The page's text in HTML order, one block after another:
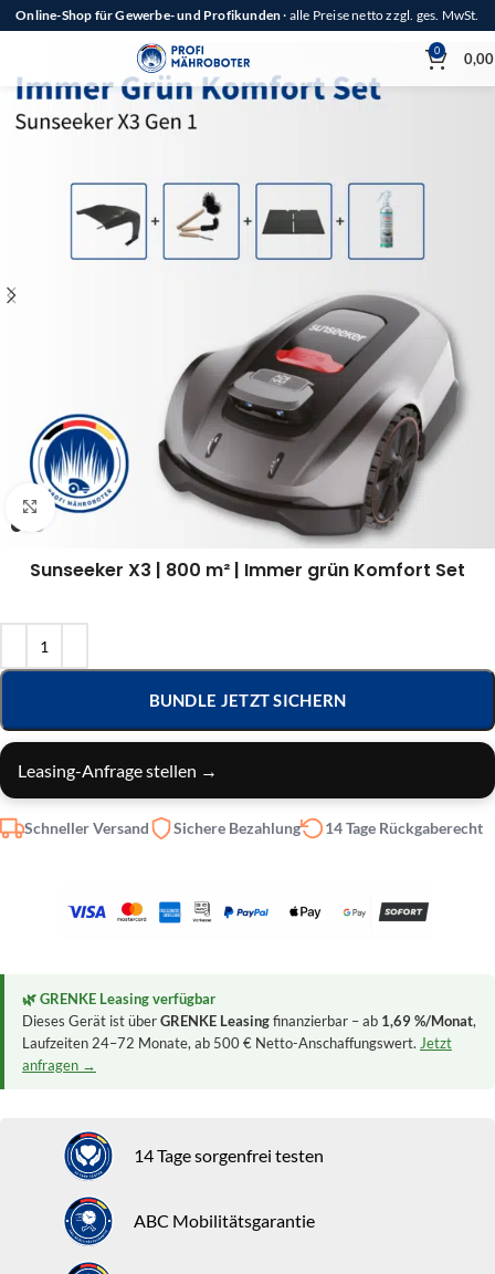
Online-Shop für Gewerbe- und Profikunden· alle Preise netto zzgl. ges. MwSt.
0
Klick zum Vergrößern
Sunseeker X3 | 800 m² | Immer grün Komfort Set
BUNDLE JETZT SICHERN
Leasing-Anfrage stellen →
Schneller Versand Sichere Bezahlung 14 Tage Rückgaberecht
🌿 GRENKE Leasing verfügbar
Dieses Gerät ist überGRENKE Leasingfinanzierbar – ab 1,69 %/Monat,
Laufzeiten 24–72 Monate, ab 500 € Netto-Anschaffungswert. Jetzt
anfragen →
14 Tage sorgenfrei testen
ABC Mobilitätsgarantie